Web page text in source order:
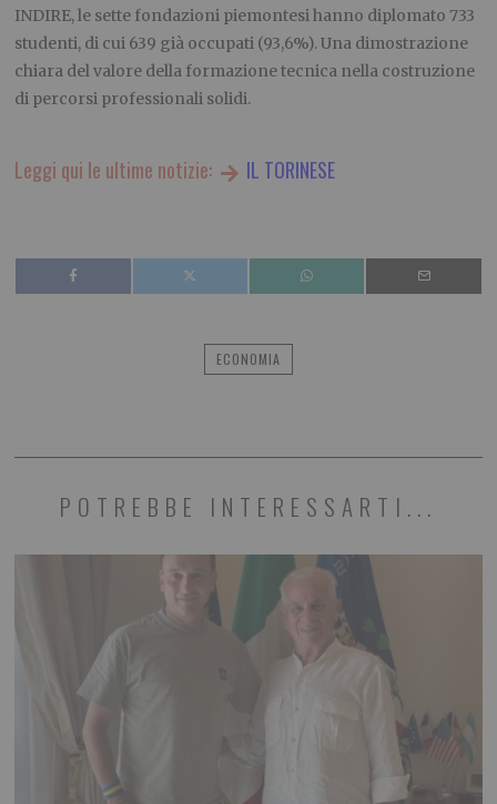
INDIRE, le sette fondazioni piemontesi hanno diplomato 733
studenti, di cui 639 già occupati (93,6%). Una dimostrazione
chiara del valore della formazione tecnica nella costruzione
di percorsi professionali solidi.
Leggi qui le ultime notizie: IL TORINESE
ECONOMIA
POTREBBE INTERESSARTI...